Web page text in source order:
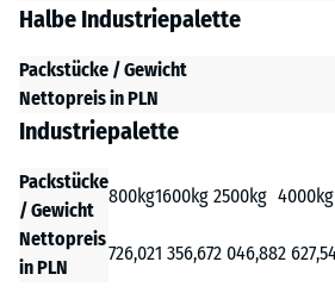
Halbe Industriepalette
Packstücke / Gewicht
Nettopreis in PLN
Industriepalette
Packstücke
/ Gewicht
800kg1600kg 2500kg 4000kg
Nettopreis
in PLN
726,021 356,672 046,882